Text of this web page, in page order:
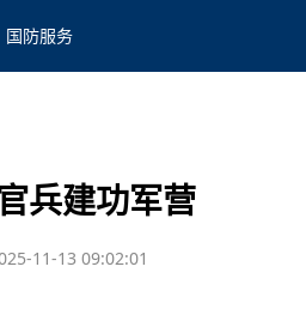
国防服务
兵建功军营
11-13 09:02:01